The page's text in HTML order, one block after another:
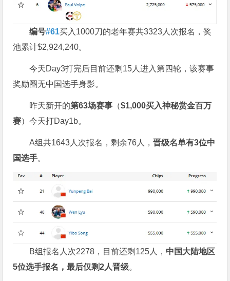
编号#61买入1000刀的老年赛共3323人次报名，奖
池累计$2,924,240。
今天Day3打完后目前还剩15人进入第四轮，该赛事
奖励圈无中国选手身影。
昨天新开的第63场赛事 （$1,000买入神秘赏金百万
赛）今天打Day1b。
A组共1643人次报名，剩余76人，晋级名单有3位中
国选手。
B组报名人次2278，目前还剩125人， 中国大陆地区
5位选手报名，最后仅剩2人晋级。